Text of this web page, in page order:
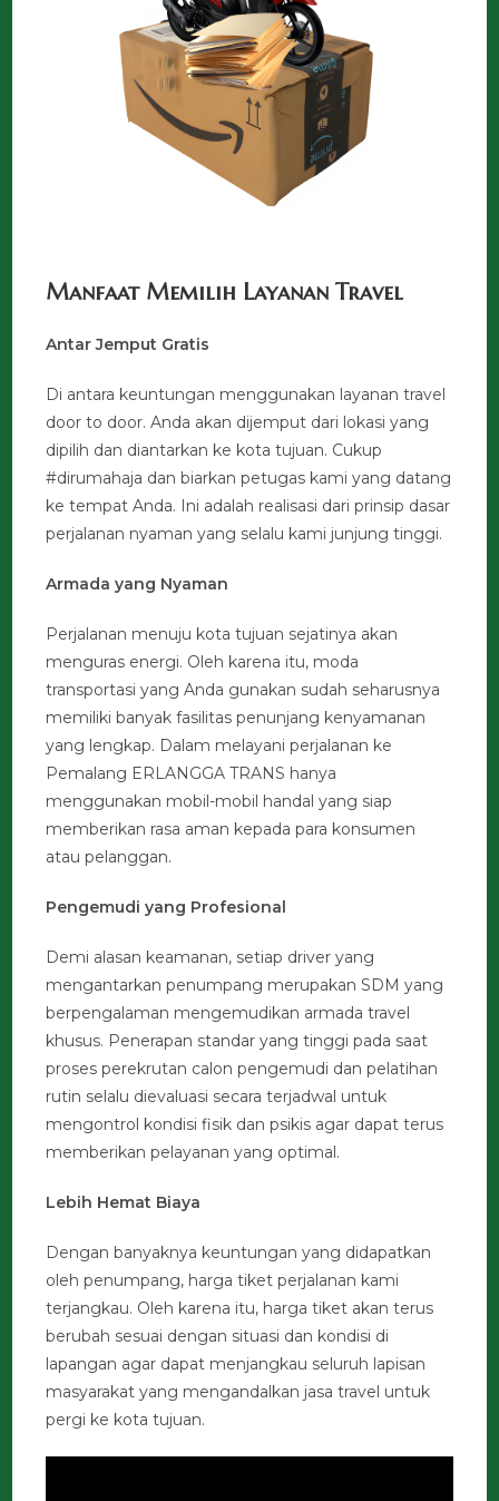
Manfaat Memilih Layanan Travel
Antar Jemput Gratis
Di antara keuntungan menggunakan layanan travel
door to door. Anda akan dijemput dari lokasi yang
dipilih dan diantarkan ke kota tujuan. Cukup
#dirumahaja dan biarkan petugas kami yang datang
ke tempat Anda. Ini adalah realisasi dari prinsip dasar
perjalanan nyaman yang selalu kami junjung tinggi.
Armada yang Nyaman
Perjalanan menuju kota tujuan sejatinya akan
menguras energi. Oleh karena itu, moda
transportasi yang Anda gunakan sudah seharusnya
memiliki banyak fasilitas penunjang kenyamanan
yang lengkap. Dalam melayani perjalanan ke
Pemalang ERLANGGA TRANS hanya
menggunakan mobil-mobil handal yang siap
memberikan rasa aman kepada para konsumen
atau pelanggan.
Pengemudi yang Profesional
Demi alasan keamanan, setiap driver yang
mengantarkan penumpang merupakan SDM yang
berpengalaman mengemudikan armada travel
khusus. Penerapan standar yang tinggi pada saat
proses perekrutan calon pengemudi dan pelatihan
rutin selalu dievaluasi secara terjadwal untuk
mengontrol kondisi fisik dan psikis agar dapat terus
memberikan pelayanan yang optimal.
Lebih Hemat Biaya
Dengan banyaknya keuntungan yang didapatkan
oleh penumpang, harga tiket perjalanan kami
terjangkau. Oleh karena itu, harga tiket akan terus
berubah sesuai dengan situasi dan kondisi di
lapangan agar dapat menjangkau seluruh lapisan
masyarakat yang mengandalkan jasa travel untuk
pergi ke kota tujuan.